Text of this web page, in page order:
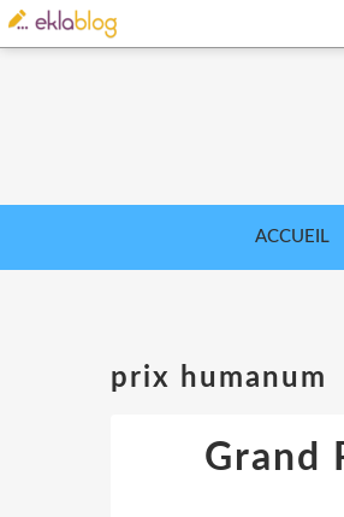
ACCUEIL
prix humanum
Grand